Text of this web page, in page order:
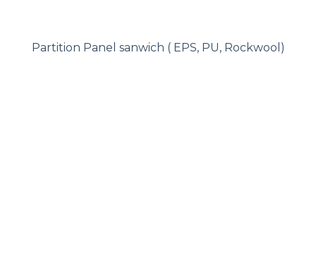
Partition Panel sanwich ( EPS, PU, Rockwool)